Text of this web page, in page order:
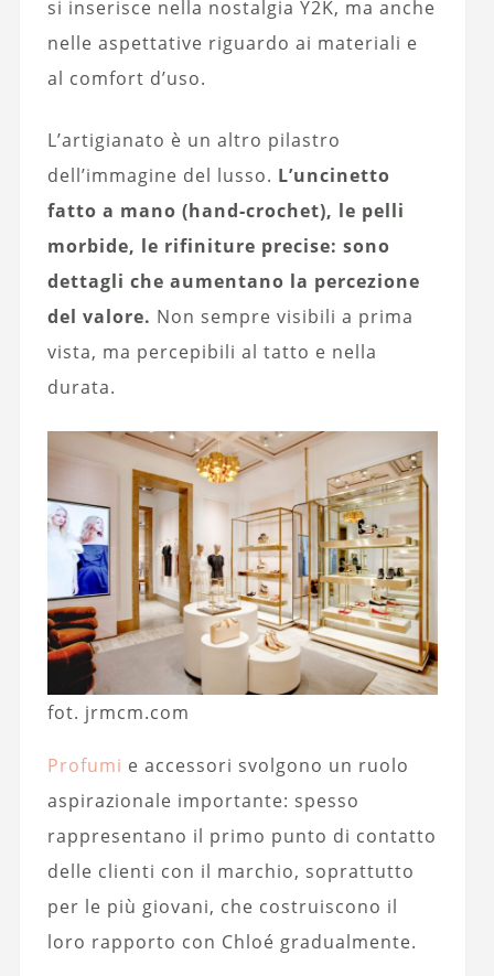
si inserisce nella nostalgia Y2K, ma anche
nelle aspettative riguardo ai materiali e
al comfort d’uso.
L’artigianato è un altro pilastro
dell’immagine del lusso. L’uncinetto
fatto a mano (hand‑crochet), le pelli
morbide, le rifiniture precise: sono
dettagli che aumentano la percezione
del valore. Non sempre visibili a prima
vista, ma percepibili al tatto e nella
durata.
fot. jrmcm.com
Profumi e accessori svolgono un ruolo
aspirazionale importante: spesso
rappresentano il primo punto di contatto
delle clienti con il marchio, soprattutto
per le più giovani, che costruiscono il
loro rapporto con Chloé gradualmente.